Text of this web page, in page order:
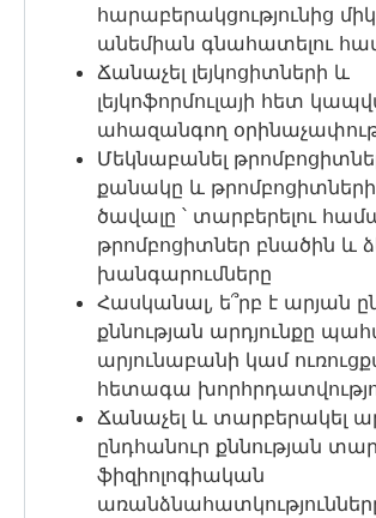
հարաբերակցությունից
անեմիան գնահատելու
Ճանաչել լեյկոցիտների և
լեյկոֆորմուլայի հետ
ահազանգող
Մեկնաբանել
քանակը և թրոմբոցիտների
ծավալը ՝ տարբերելու
թրոմբոցիտներ բնածին և
խանգարումները
Հասկանալ, ե՞րբ է արյան
քննության արդյունքը
արյունաբանի կամ
հետագա
Ճանաչել և տարբերակել
ընդհանուր քննության
ֆիզիոլոգիական